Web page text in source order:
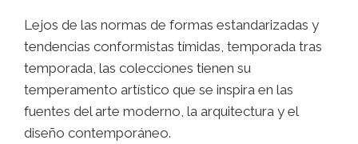
Lejos de las normas de formas estandarizadas y
tendencias conformistas tímidas, temporada tras
temporada, las colecciones tienen su
temperamento artístico que se inspira en las
fuentes del arte moderno, la arquitectura y el
diseño contemporáneo.